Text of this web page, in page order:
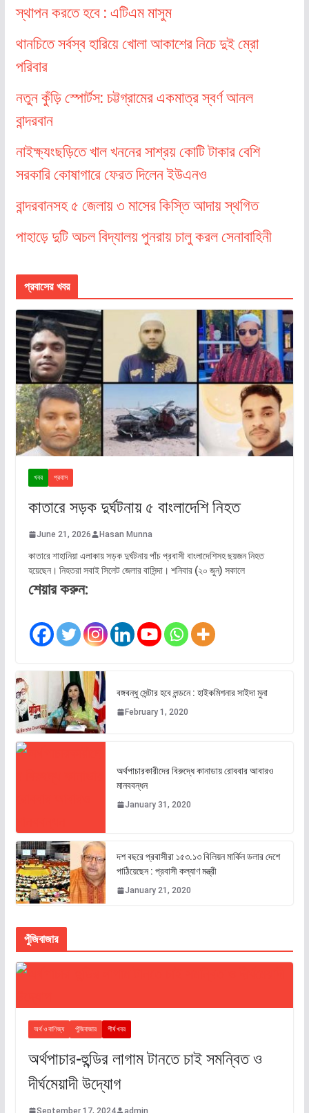
স্থাপন করতে হবে : এটিএম মাসুম
থানচিতে সর্বস্ব হারিয়ে খোলা আকাশের নিচে দুই ম্রো
পরিবার
নতুন কুঁড়ি স্পোর্টস: চট্টগ্রামের একমাত্র স্বর্ণ আনল
বান্দরবান
নাইক্ষ্যংছড়িতে খাল খননের সাশ্রয় কোটি টাকার বেশি
সরকারি কোষাগারে ফেরত দিলেন ইউএনও
বান্দরবানসহ ৫ জেলায় ৩ মাসের কিস্তি আদায় স্থগিত
পাহাড়ে দুটি অচল বিদ্যালয় পুনরায় চালু করল সেনাবাহিনী
প্রবাসের খবর
খবর প্রবাস
কাতারে সড়ক দুর্ঘটনায় ৫ বাংলাদেশি নিহত
June 21, 2026 Hasan Munna
কাতারে শাহানিয়া এলাকায় সড়ক দুর্ঘটনায় পাঁচ প্রবাসী বাংলাদেশিসহ ছয়জন নিহত
হয়েছেন। নিহতরা সবাই সিলেট জেলার বাসিন্দা। শনিবার (২০ জুন) সকালে
শেয়ার করুন:
বঙ্গবন্ধু সেন্টার হবে লন্ডনে : হাইকমিশনার সাইদা মুনা
February 1, 2020
অর্থপাচারকারীদের বিরুদ্ধে কানাডায় রোববার আবারও
মানববন্ধন
January 31, 2020
দশ বছরে প্রবাসীরা ১৫৩.১৩ বিলিয়ন মার্কিন ডলার দেশে
পাঠিয়েছেন : প্রবাসী কল্যাণ মন্ত্রী
January 21, 2020
পুঁজিবাজার
অর্থ ও বাণিজ্য পুঁজিবাজার শীর্ষ খবর
অর্থপাচার-হুন্ডির লাগাম টানতে চাই সমন্বিত ও
দীর্ঘমেয়াদী উদ্যোগ
September 17, 2024 admin